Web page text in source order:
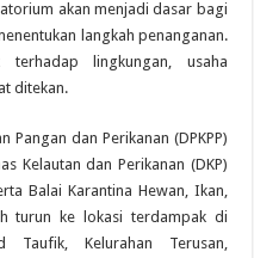
akan menjadi dasar bagi
langkah penanganan.
lingkungan, usaha
ditekan.
Pangan dan Perikanan (DPKPP)
Kelautan dan Perikanan (DKP)
Balai Karantina Hewan, Ikan,
turun ke lokasi terdampak di
Taufik, Kelurahan Terusan,